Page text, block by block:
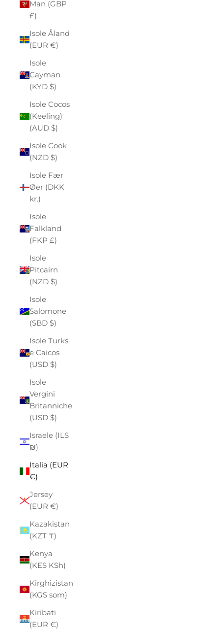
Man (GBP
£)
Isole Åland
(EUR €)
Isole
Cayman
(KYD $)
Isole Cocos
(Keeling)
(AUD $)
Isole Cook
(NZD $)
Isole Fær
Øer (DKK
kr.)
Isole
Falkland
(FKP £)
Isole
Pitcairn
(NZD $)
Isole
Salomone
(SBD $)
Isole Turks
e Caicos
(USD $)
Isole
Vergini
Britanniche
(USD $)
Israele (ILS
₪)
Italia (EUR
€)
Jersey
(EUR €)
Kazakistan
(KZT ₸)
Kenya
(KES KSh)
Kirghizistan
(KGS som)
Kiribati
(EUR €)